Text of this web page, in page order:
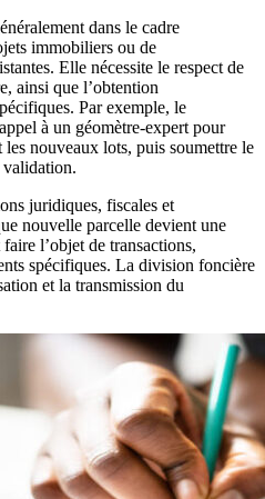
dans le cadre
immobiliers ou de
Elle nécessite le respect de
ainsi que l’obtention
Par exemple, le
à un géomètre-expert pour
nouveaux lots, puis soumettre le
validation.
juridiques, fiscales et
nouvelle parcelle devient une
l’objet de transactions,
spécifiques. La division foncière
et la transmission du